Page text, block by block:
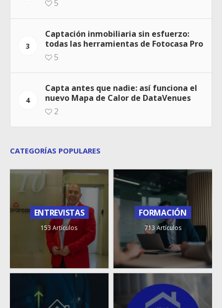
5
3
Captación inmobiliaria sin esfuerzo:
todas las herramientas de Fotocasa Pro
5
4
Capta antes que nadie: así funciona el
nuevo Mapa de Calor de DataVenues
2
CATEGORÍAS POPULARES
ENTREVISTAS
153 Artículos
FORMACIÓN
713 Artículos